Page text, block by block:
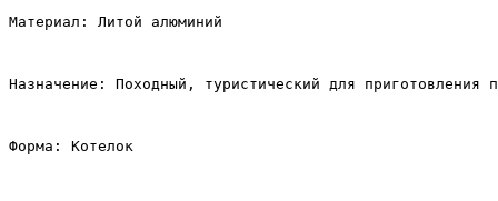
Материал: Литой алюминий
Назначение: Походный, туристический для приготовления
Форма: Котелок